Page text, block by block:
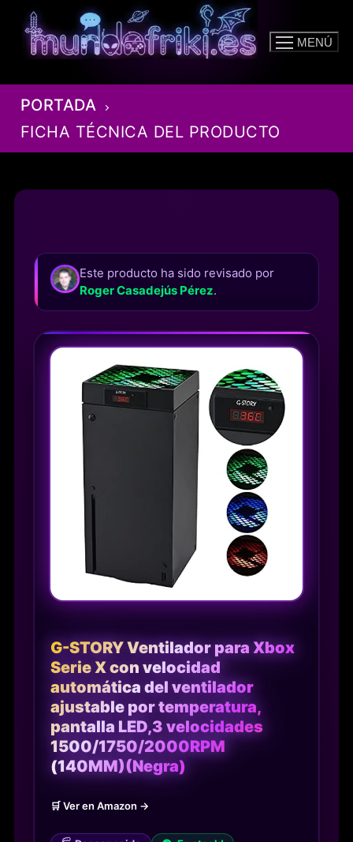
contenido
MENÚ
PORTADA
FICHA TÉCNICA DEL PRODUCTO
Este producto ha sido revisado por
Roger Casadejús Pérez.
G-STORY Ventilador para Xbox
Serie X con velocidad
automática del ventilador
ajustable por temperatura,
pantalla LED,3 velocidades
1500/1750/2000RPM
(140MM)(Negra)
🛒 Ver en Amazon →